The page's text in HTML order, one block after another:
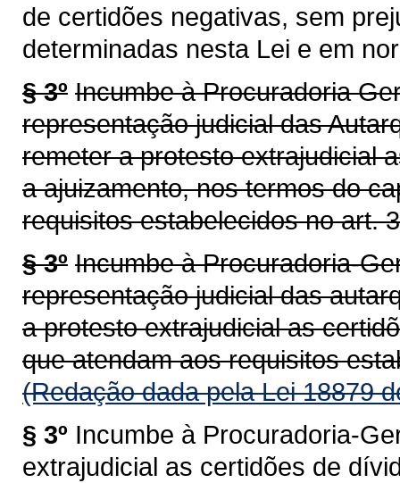
de certidões negativas, sem
determinadas nesta Lei e em
§ 3º Incumbe à Procuradoria
representação judicial das
remeter a protesto extrajudicial
a ajuizamento, nos termos do
requisitos estabelecidos no art.
§ 3º Incumbe à Procuradoria-
representação judicial das
a protesto extrajudicial as
que atendam aos requisitos
(Redação dada pela Lei 18879
§ 3º Incumbe à Procuradoria-
extrajudicial as certidões de